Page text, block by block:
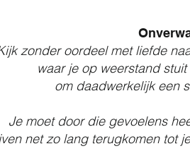
zonder oordeel met liefde
waar je op weerstand
om daadwerkelijk een
Je moet door die gevoelens
net zo lang terugkomen tot